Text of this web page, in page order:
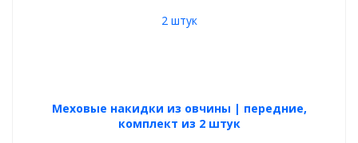
Меховые накидки из овчины | передние,
комплект из 2 штук